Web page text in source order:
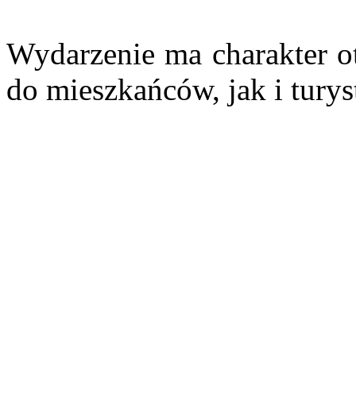
Wydarzenie ma charakter
do mieszkańców, jak i